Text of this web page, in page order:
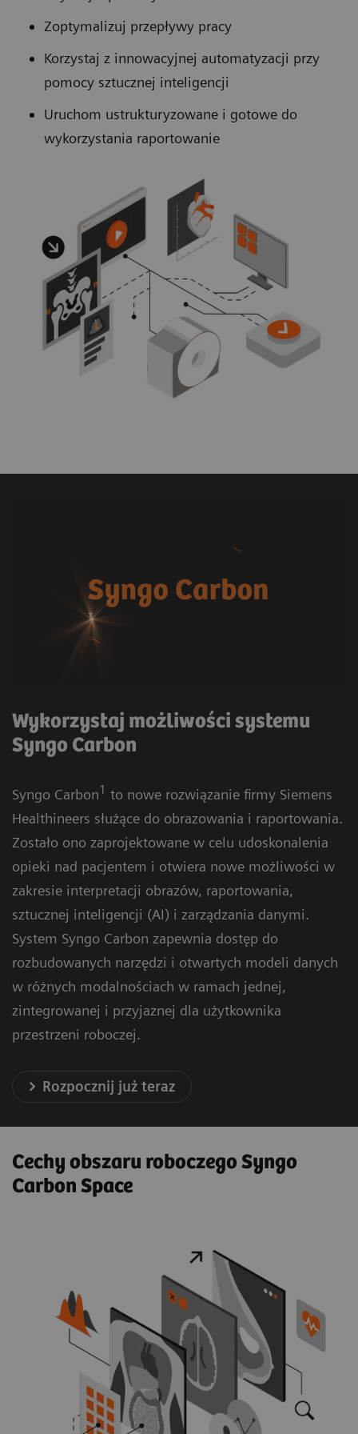
Zoptymalizuj przepływy pracy
Korzystaj z innowacyjnej automatyzacji przy
pomocy sztucznej inteligencji
Uruchom ustrukturyzowane i gotowe do
wykorzystania raportowanie
Wykorzystaj możliwości systemu
Syngo Carbon
Syngo Carbon1 to nowe rozwiązanie firmy Siemens
Healthineers służące do obrazowania i raportowania.
Zostało ono zaprojektowane w celu udoskonalenia
opieki nad pacjentem i otwiera nowe możliwości w
zakresie interpretacji obrazów, raportowania,
sztucznej inteligencji (AI) i zarządzania danymi.
System Syngo Carbon zapewnia dostęp do
rozbudowanych narzędzi i otwartych modeli danych
w różnych modalnościach w ramach jednej,
zintegrowanej i przyjaznej dla użytkownika
przestrzeni roboczej.
Rozpocznij już teraz
Cechy obszaru roboczego Syngo
Carbon Space